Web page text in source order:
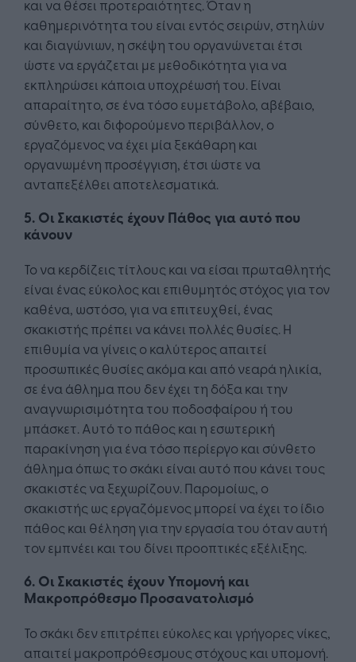
και να θέσει προτεραιότητες. Όταν η
καθημερινότητα του είναι εντός σειρών, στηλών
και διαγώνιων, η σκέψη του οργανώνεται έτσι
ώστε να εργάζεται με μεθοδικότητα για να
εκπληρώσει κάποια υποχρέωσή του. Είναι
απαραίτητο, σε ένα τόσο ευμετάβολο, αβέβαιο,
σύνθετο, και διφορούμενο περιβάλλον, ο
εργαζόμενος να έχει μία ξεκάθαρη και
οργανωμένη προσέγγιση, έτσι ώστε να
ανταπεξέλθει αποτελεσματικά.
5. Οι Σκακιστές έχουν Πάθος για αυτό που
κάνουν
Το να κερδίζεις τίτλους και να είσαι πρωταθλητής
είναι ένας εύκολος και επιθυμητός στόχος για τον
καθένα, ωστόσο, για να επιτευχθεί, ένας
σκακιστής πρέπει να κάνει πολλές θυσίες. Η
επιθυμία να γίνεις ο καλύτερος απαιτεί
προσωπικές θυσίες ακόμα και από νεαρά ηλικία,
σε ένα άθλημα που δεν έχει τη δόξα και την
αναγνωρισιμότητα του ποδοσφαίρου ή του
μπάσκετ. Αυτό το πάθος και η εσωτερική
παρακίνηση για ένα τόσο περίεργο και σύνθετο
άθλημα όπως το σκάκι είναι αυτό που κάνει τους
σκακιστές να ξεχωρίζουν. Παρομοίως, ο
σκακιστής ως εργαζόμενος μπορεί να έχει το ίδιο
πάθος και θέληση για την εργασία του όταν αυτή
τον εμπνέει και του δίνει προοπτικές εξέλιξης.
6. Οι Σκακιστές έχουν Υπομονή και
Μακροπρόθεσμο Προσανατολισμό
Το σκάκι δεν επιτρέπει εύκολες και γρήγορες νίκες,
απαιτεί μακροπρόθεσμους στόχους και υπομονή.